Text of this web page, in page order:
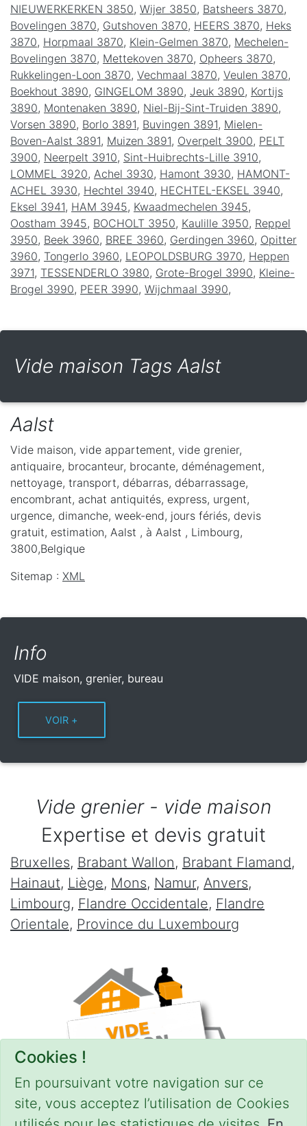
Cookies !
En poursuivant votre navigation sur ce
site, vous acceptez l’utilisation de Cookies
NIEUWERKERKEN 3850, Wijer 3850, Batsheers 3870,
Bovelingen 3870, Gutshoven 3870, HEERS 3870, Heks
3870, Horpmaal 3870, Klein-Gelmen 3870, Mechelen-
Bovelingen 3870, Mettekoven 3870, Opheers 3870,
Rukkelingen-Loon 3870, Vechmaal 3870, Veulen 3870,
Boekhout 3890, GINGELOM 3890, Jeuk 3890, Kortijs
3890, Montenaken 3890, Niel-Bij-Sint-Truiden 3890,
Vorsen 3890, Borlo 3891, Buvingen 3891, Mielen-
Boven-Aalst 3891, Muizen 3891, Overpelt 3900, PELT
3900, Neerpelt 3910, Sint-Huibrechts-Lille 3910,
LOMMEL 3920, Achel 3930, Hamont 3930, HAMONT-
ACHEL 3930, Hechtel 3940, HECHTEL-EKSEL 3940,
Eksel 3941, HAM 3945, Kwaadmechelen 3945,
Oostham 3945, BOCHOLT 3950, Kaulille 3950, Reppel
3950, Beek 3960, BREE 3960, Gerdingen 3960, Opitter
3960, Tongerlo 3960, LEOPOLDSBURG 3970, Heppen
3971, TESSENDERLO 3980, Grote-Brogel 3990, Kleine-
Brogel 3990, PEER 3990, Wijchmaal 3990,
Vide maison Tags Aalst
Aalst
Vide maison, vide appartement, vide grenier,
antiquaire, brocanteur, brocante, déménagement,
nettoyage, transport, débarras, débarrassage,
encombrant, achat antiquités, express, urgent,
urgence, dimanche, week-end, jours fériés, devis
gratuit, estimation, Aalst , à Aalst , Limbourg,
3800,Belgique
Sitemap : XML
Info
VIDE maison, grenier, bureau
Vide grenier - vide maison
Expertise et devis gratuit
Bruxelles, Brabant Wallon, Brabant Flamand,
Hainaut, Liège, Mons, Namur, Anvers,
Limbourg, Flandre Occidentale, Flandre
Orientale, Province du Luxembourg